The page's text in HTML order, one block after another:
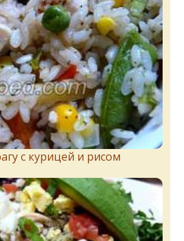
с курицей и рисом